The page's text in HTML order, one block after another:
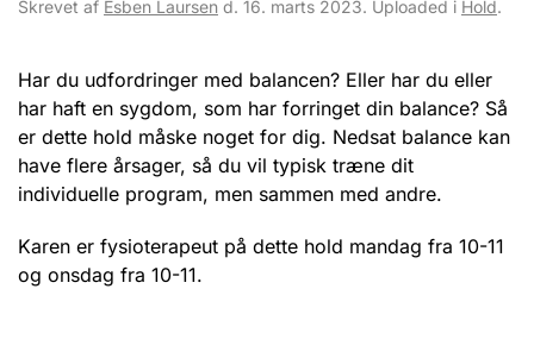
Skrevet af Esben Laursen d. 16. marts 2023. Uploaded i Hold.
Har du udfordringer med balancen? Eller har du eller
har haft en sygdom, som har forringet din balance? Så
er dette hold måske noget for dig. Nedsat balance kan
have flere årsager, så du vil typisk træne dit
individuelle program, men sammen med andre.
Karen er fysioterapeut på dette hold mandag fra 10-11
og onsdag fra 10-11.